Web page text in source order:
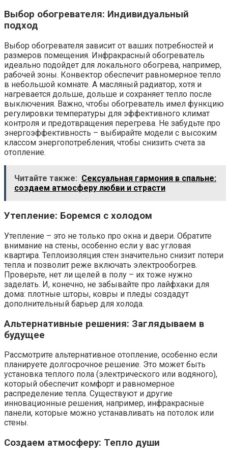
Выбор обогревателя: Индивидуальный
подход
Выбор обогревателя зависит от ваших потребностей и
размеров помещения. Инфракрасный обогреватель
идеально подойдет для локального обогрева, например,
рабочей зоны. Конвектор обеспечит равномерное тепло
в небольшой комнате. А масляный радиатор, хотя и
нагревается дольше, дольше и сохраняет тепло после
выключения. Важно, чтобы обогреватель имел функцию
регулировки температуры для эффективного климат
контроля и предотвращения перегрева. Не забудьте про
энергоэффективность – выбирайте модели с высоким
классом энергопотребления, чтобы снизить счета за
отопление.
Читайте также: Сексуальная гармония в спальне:
создаем атмосферу любви и страсти
Утепление: Боремся с холодом
Утепление – это не только про окна и двери. Обратите
внимание на стены, особенно если у вас угловая
квартира. Теплоизоляция стен значительно снизит потери
тепла и позволит реже включать электрообогрев.
Проверьте, нет ли щелей в полу – их тоже нужно
заделать. И, конечно, не забывайте про лайфхаки для
дома: плотные шторы, ковры и пледы создадут
дополнительный барьер для холода.
Альтернативные решения: Заглядываем в
будущее
Рассмотрите альтернативное отопление, особенно если
планируете долгосрочное решение. Это может быть
установка теплого пола (электрического или водяного),
который обеспечит комфорт и равномерное
распределение тепла. Существуют и другие
инновационные решения, например, инфракрасные
панели, которые можно устанавливать на потолок или
стены.
Создаем атмосферу: Тепло души